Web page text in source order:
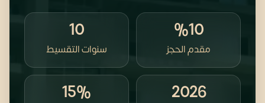
%10
مقدم الحجز
10
سنوات التقسيط
2026
15%